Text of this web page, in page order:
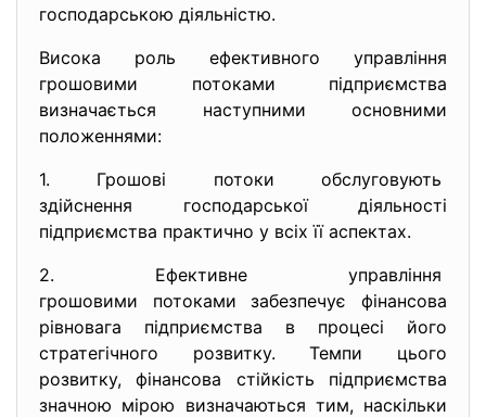
господарською діяльністю.
Висока роль ефективного управління
грошовими потоками підприємства
визначається наступними основними
положеннями:
1. Грошові потоки обслуговують
здійснення господарської діяльності
підприємства практично у всіх її аспектах.
2. Ефективне управління
грошовими потоками забезпечує фінансова
рівновага підприємства в процесі його
стратегічного розвитку. Темпи цього
розвитку, фінансова стійкість підприємства
значною мірою визначаються тим, наскільки